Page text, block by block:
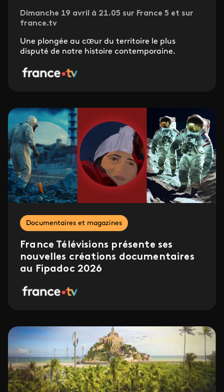
Dimanche 19 avril à 21.05 sur France 5 et sur
france.tv
Une plongée au cœur du territoire le plus
disputé de notre histoire contemporaine.
Documentaires et magazines
France Télévisions présente ses
nouvelles créations documentaires
au Fipadoc 2026